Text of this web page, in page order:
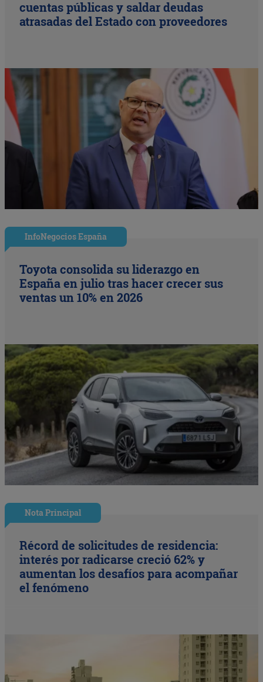
cuentas públicas y saldar deudas
atrasadas del Estado con proveedores
InfoNegocios España
Toyota consolida su liderazgo en
España en julio tras hacer crecer sus
ventas un 10% en 2026
Nota Principal
Récord de solicitudes de residencia:
interés por radicarse creció 62% y
aumentan los desafíos para acompañar
el fenómeno